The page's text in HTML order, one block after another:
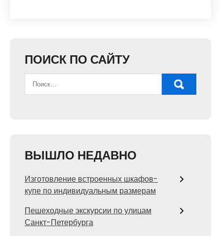
ПОИСК ПО САЙТУ
ВЫШЛО НЕДАВНО
Изготовление встроенных шкафов-
купе по индивидуальным размерам
Пешеходные экскурсии по улицам
Санкт-Петербурга